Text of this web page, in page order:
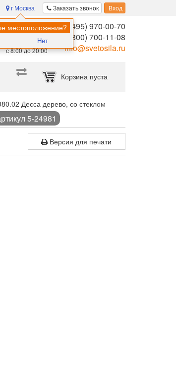
Заказать звонок Вход
г Москва
местоположение?
Нет
Помощь в
выборе:
Ежедневно,
с 8:00 до 20:00
8 (495) 970-00-70
8 (800) 700-11-08
info@svetosila.ru
Корзина пуста
Десса дерево, со стеклом
5-24981
Версия для печати